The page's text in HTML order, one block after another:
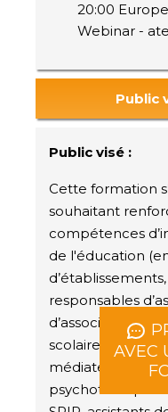
AVEC
20:00
Webinar -
Public
Public visé :
Cette formation
souhaitant
compétences
de l'éducation
responsables
d’associations
scolaires,
médiateurs